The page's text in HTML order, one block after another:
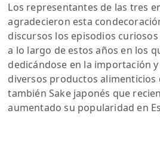
Los representantes de las tres
agradecieron esta
discursos los episodios
a lo largo de estos años en los
dedicándose en la importación
diversos productos alimenticios
también Sake japonés que
aumentado su popularidad en